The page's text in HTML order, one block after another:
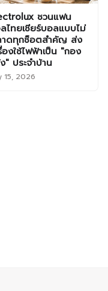
ชวนแฟน
ไทยเชียร์บอลแบบไม่
ดทุกช็อตสำคัญ ส่ง
องใช้ไฟฟ้าเป็น "กอง
" ประจำบ้าน
15, 2026